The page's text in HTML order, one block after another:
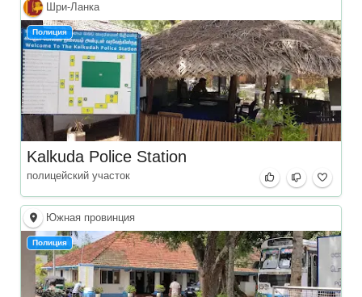
Шри‑Ланка
Полиция
Kalkuda Police Station
полицейский участок
Южная провинция
Полиция